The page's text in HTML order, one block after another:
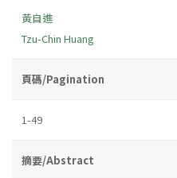
黃自進
Tzu-Chin Huang
頁碼/Pagination
1-49
摘要/Abstract